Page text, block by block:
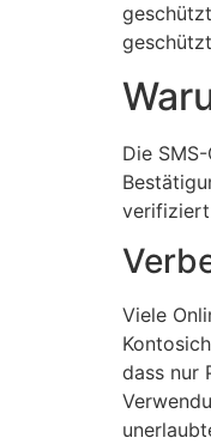
Die
Viele
dass nur